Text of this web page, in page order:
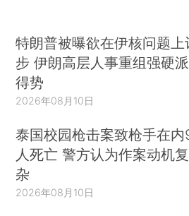
特朗普被曝欲在伊核问题上
步 伊朗高层人事重组强硬派
得势
2026年08月10日
泰国校园枪击案致枪手在内
人死亡 警方认为作案动机复
杂
2026年08月10日